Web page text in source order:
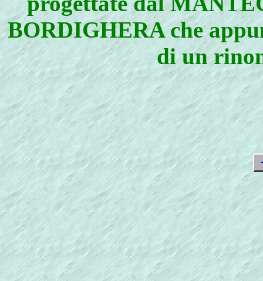
BORDIGHERA che
di un